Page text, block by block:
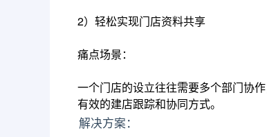
2）轻松实现门店资料共享
痛点场景：
一个门店的设立往往需要多个部门协
有效的建店跟踪和协同方式。
解决方案：